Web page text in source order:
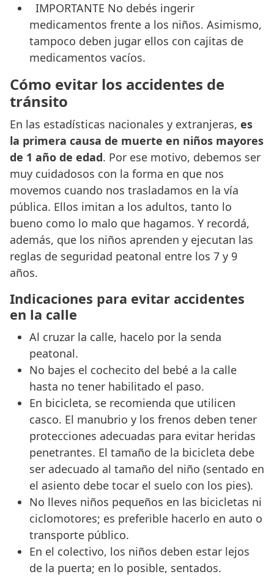
IMPORTANTE No debés ingerir
medicamentos frente a los niños. Asimismo,
tampoco deben jugar ellos con cajitas de
medicamentos vacíos.
Cómo evitar los accidentes de
tránsito
En las estadísticas nacionales y extranjeras, es
la primera causa de muerte en niños mayores
de 1 año de edad. Por ese motivo, debemos ser
muy cuidadosos con la forma en que nos
movemos cuando nos trasladamos en la vía
pública. Ellos imitan a los adultos, tanto lo
bueno como lo malo que hagamos. Y recordá,
además, que los niños aprenden y ejecutan las
reglas de seguridad peatonal entre los 7 y 9
años.
Indicaciones para evitar accidentes
en la calle
Al cruzar la calle, hacelo por la senda
peatonal.
No bajes el cochecito del bebé a la calle
hasta no tener habilitado el paso.
En bicicleta, se recomienda que utilicen
casco. El manubrio y los frenos deben tener
protecciones adecuadas para evitar heridas
penetrantes. El tamaño de la bicicleta debe
ser adecuado al tamaño del niño (sentado en
el asiento debe tocar el suelo con los pies).
No lleves niños pequeños en las bicicletas ni
ciclomotores; es preferible hacerlo en auto o
transporte público.
En el colectivo, los niños deben estar lejos
de la puerta; en lo posible, sentados.